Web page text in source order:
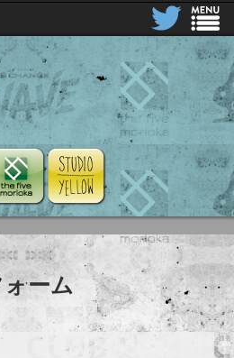
CHANGE GROUP
Change Wave
the five moriokaSTUDIO YELLOW
ーム